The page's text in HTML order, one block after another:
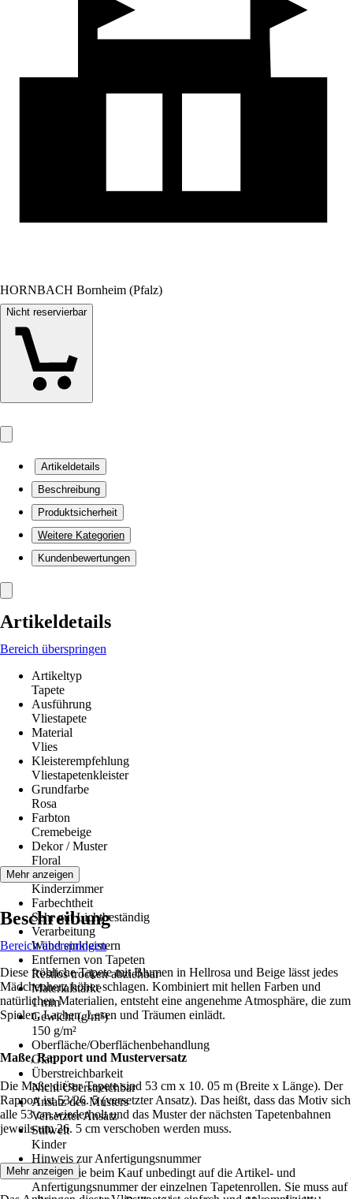
HORNBACH Bornheim (Pfalz)
Nicht reservierbar
Artikeldetails
Beschreibung
Produktsicherheit
Weitere Kategorien
Kundenbewertungen
Artikeldetails
Bereich überspringen
Artikeltyp
Tapete
Ausführung
Vliestapete
Material
Vlies
Kleisterempfehlung
Vliestapetenkleister
Grundfarbe
Rosa
Farbton
Cremebeige
Dekor / Muster
Floral
Räume
Kinderzimmer
Farbechtheit
Sehr gut Lichtbeständig
Verarbeitung
Wand einkleistern
Entfernen von Tapeten
Restlos trocken abziehbar
Materialstärke
1 mm
Gewicht (g/m²)
150 g/m²
Oberfläche/Oberflächenbehandlung
Glatt
Überstreichbarkeit
Nicht Überstreichbar
Ansatz des Musters
Versetzter Ansatz
Stilwelt
Kinder
Hinweis zur Anfertigungsnummer
Achten Sie beim Kauf unbedingt auf die Artikel- und
Anfertigungsnummer der einzelnen Tapetenrollen. Sie muss auf
Mehr anzeigen
Beschreibung
Bereich überspringen
Diese fröhliche Tapete mit Blumen in Hellrosa und Beige lässt jedes
Mädchenherz höher schlagen. Kombiniert mit hellen Farben und
natürlichen Materialien, entsteht eine angenehme Atmosphäre, die zum
Spielen, Lachen, Lesen und Träumen einlädt.
Maße, Rapport und Musterversatz
Die Maße dieser Tapete sind 53 cm x 10. 05 m (Breite x Länge). Der
Rapport ist 53/26. 5 (versetzter Ansatz). Das heißt, dass das Motiv sich
alle 53 cm wiederholt und das Muster der nächsten Tapetenbahnen
jeweils um 26. 5 cm verschoben werden muss.
Tapezieren
Mehr anzeigen